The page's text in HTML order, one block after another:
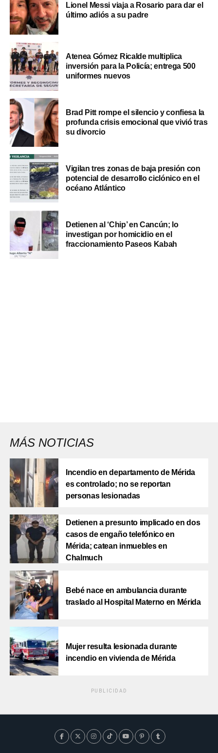
Lionel Messi viaja a Rosario para dar el
último adiós a su padre
Atenea Gómez Ricalde multiplica
inversión para la Policía; entrega 500
uniformes nuevos
Brad Pitt rompe el silencio y confiesa la
profunda crisis emocional que vivió tras
su divorcio
Vigilan tres zonas de baja presión con
potencial de desarrollo ciclónico en el
océano Atlántico
Detienen al ‘Chip’ en Cancún; lo
investigan por homicidio en el
fraccionamiento Paseos Kabah
MÁS NOTICIAS
Incendio en departamento de Mérida
es controlado; no se reportan
personas lesionadas
Detienen a presunto implicado en dos
casos de engaño telefónico en
Mérida; catean inmuebles en
Chalmuch
Bebé nace en ambulancia durante
traslado al Hospital Materno en Mérida
Mujer resulta lesionada durante
incendio en vivienda de Mérida
PUBLICIDAD